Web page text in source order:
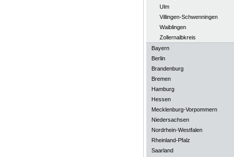
Ulm
Villingen-Schwenningen
Waiblingen
Zollernalbkreis
Bayern
Berlin
Brandenburg
Bremen
Hamburg
Hessen
Mecklenburg-Vorpommern
Niedersachsen
Nordrhein-Westfalen
Rheinland-Pfalz
Saarland